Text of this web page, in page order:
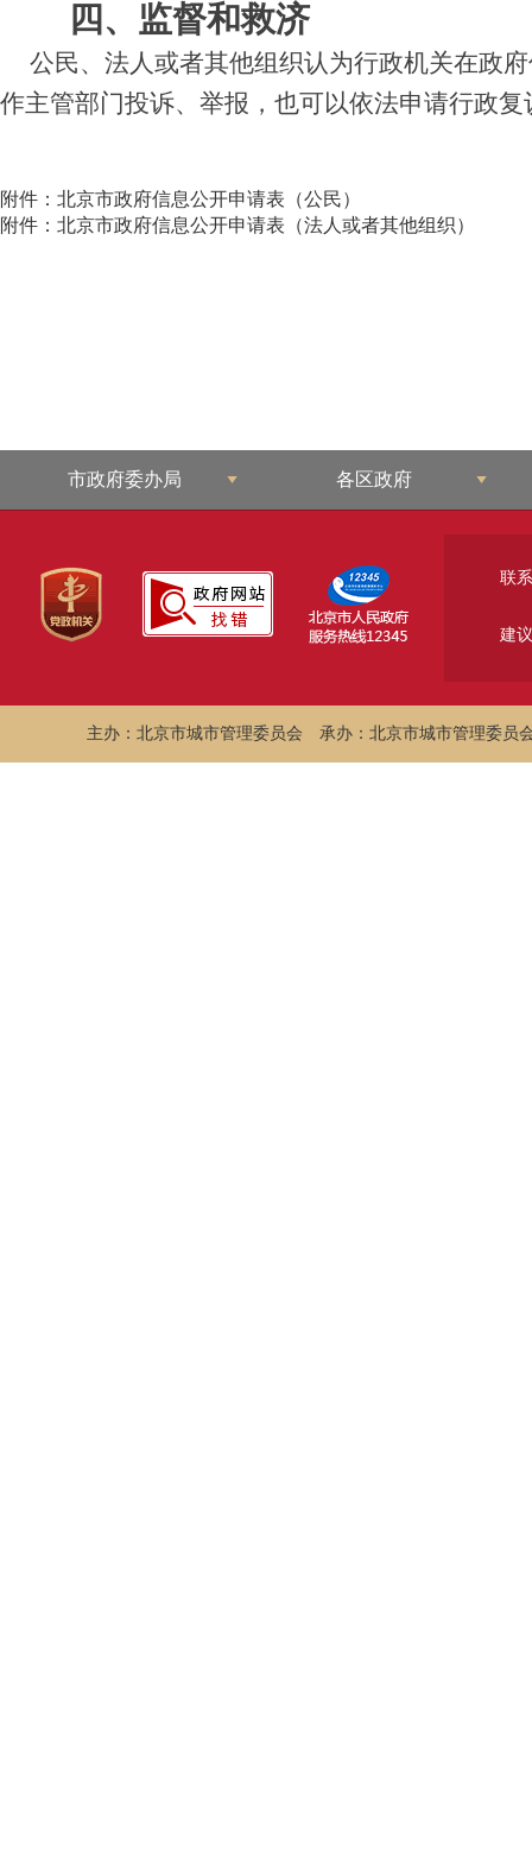
四、监督和救济
公民、法人或者其他组织认为行政机关在政
作主管部门投诉、举报，也可以依法申请行政
附件：北京市政府信息公开申请表（公民）
附件：北京市政府信息公开申请表（法人或者其他组织）
市政府委办局 各区政府
联
建
主办：北京市城市管理委员会 承办：北京市城市管理委员